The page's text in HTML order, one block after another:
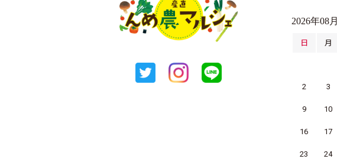
2026年08月
日 月
2 3
9 10
16 17
23 24